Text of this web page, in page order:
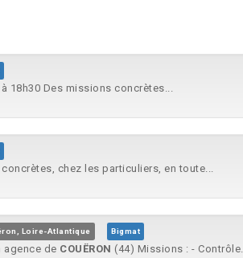
18h30 Des missions concrètes...
chez les particuliers, en toute...
Loire-Atlantique Bigmat
agence de COUËRON (44) Missions : -